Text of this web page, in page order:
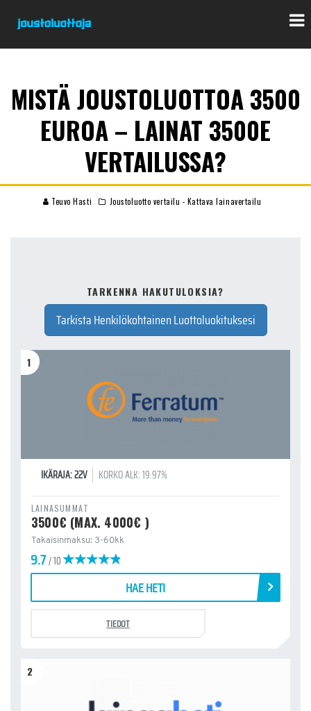
MISTÄ JOUSTOLUOTTOA 3500
EUROA – LAINAT 3500E
VERTAILUSSA?
Teuvo Hasti Joustoluotto vertailu - Kattava lainavertailu
TARKENNA HAKUTULOKSIA?
Tarkista Henkilökohtainen Luottoluokituksesi
1
IKÄRAJA: 22V KORKO ALK: 19.97%
LAINASUMMAT
3500€ (MAX. 4000€ )
Takaisinmaksu: 3-60kk
9.7/ 10
HAE HETI
TIEDOT
2